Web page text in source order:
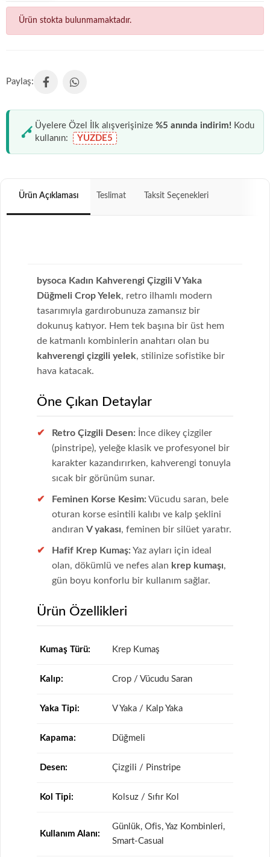
Ürün stokta bulunmamaktadır.
Üyelere Özel İlk alışverişinize %5 anında indirim! Kodu
kullanın:
YUZDE5
Ürün Açıklaması Teslimat Taksit Seçenekleri
bysoca Kadın Kahverengi Çizgili V Yaka
Düğmeli Crop Yelek, retro ilhamlı modern
tasarımıyla gardırobunuza zamansız bir
dokunuş katıyor. Hem tek başına bir üst hem
de katmanlı kombinlerin anahtarı olan bu
kahverengi çizgili yelek, stilinize sofistike bir
hava katacak.
Öne Çıkan Detaylar
Retro Çizgili Desen: İnce dikey çizgiler
(pinstripe), yeleğe klasik ve profesyonel bir
karakter kazandırırken, kahverengi tonuyla
sıcak bir görünüm sunar.
Feminen Korse Kesim: Vücudu saran, bele
oturan korse esintili kalıbı ve kalp şeklini
andıran V yakası, feminen bir silüet yaratır.
Hafif Krep Kumaş: Yaz ayları için ideal
olan, dökümlü ve nefes alan krep kumaşı,
gün boyu konforlu bir kullanım sağlar.
Ürün Özellikleri
Kumaş Türü: Krep Kumaş
Kalıp: Crop / Vücudu Saran
Yaka Tipi: V Yaka / Kalp Yaka
Kapama: Düğmeli
Desen: Çizgili / Pinstripe
Kol Tipi: Kolsuz / Sıfır Kol
Kullanım Alanı:
Günlük, Ofis, Yaz Kombinleri,
Smart-Casual